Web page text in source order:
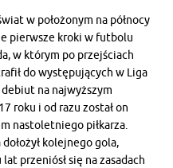
w położonym na północy
pierwsze kroki w futbolu
w którym po przejściach
do występujących w Liga
na najwyższym
roku i od razu został on
nastoletniego piłkarza.
kolejnego gola,
przeniósł się na zasadach